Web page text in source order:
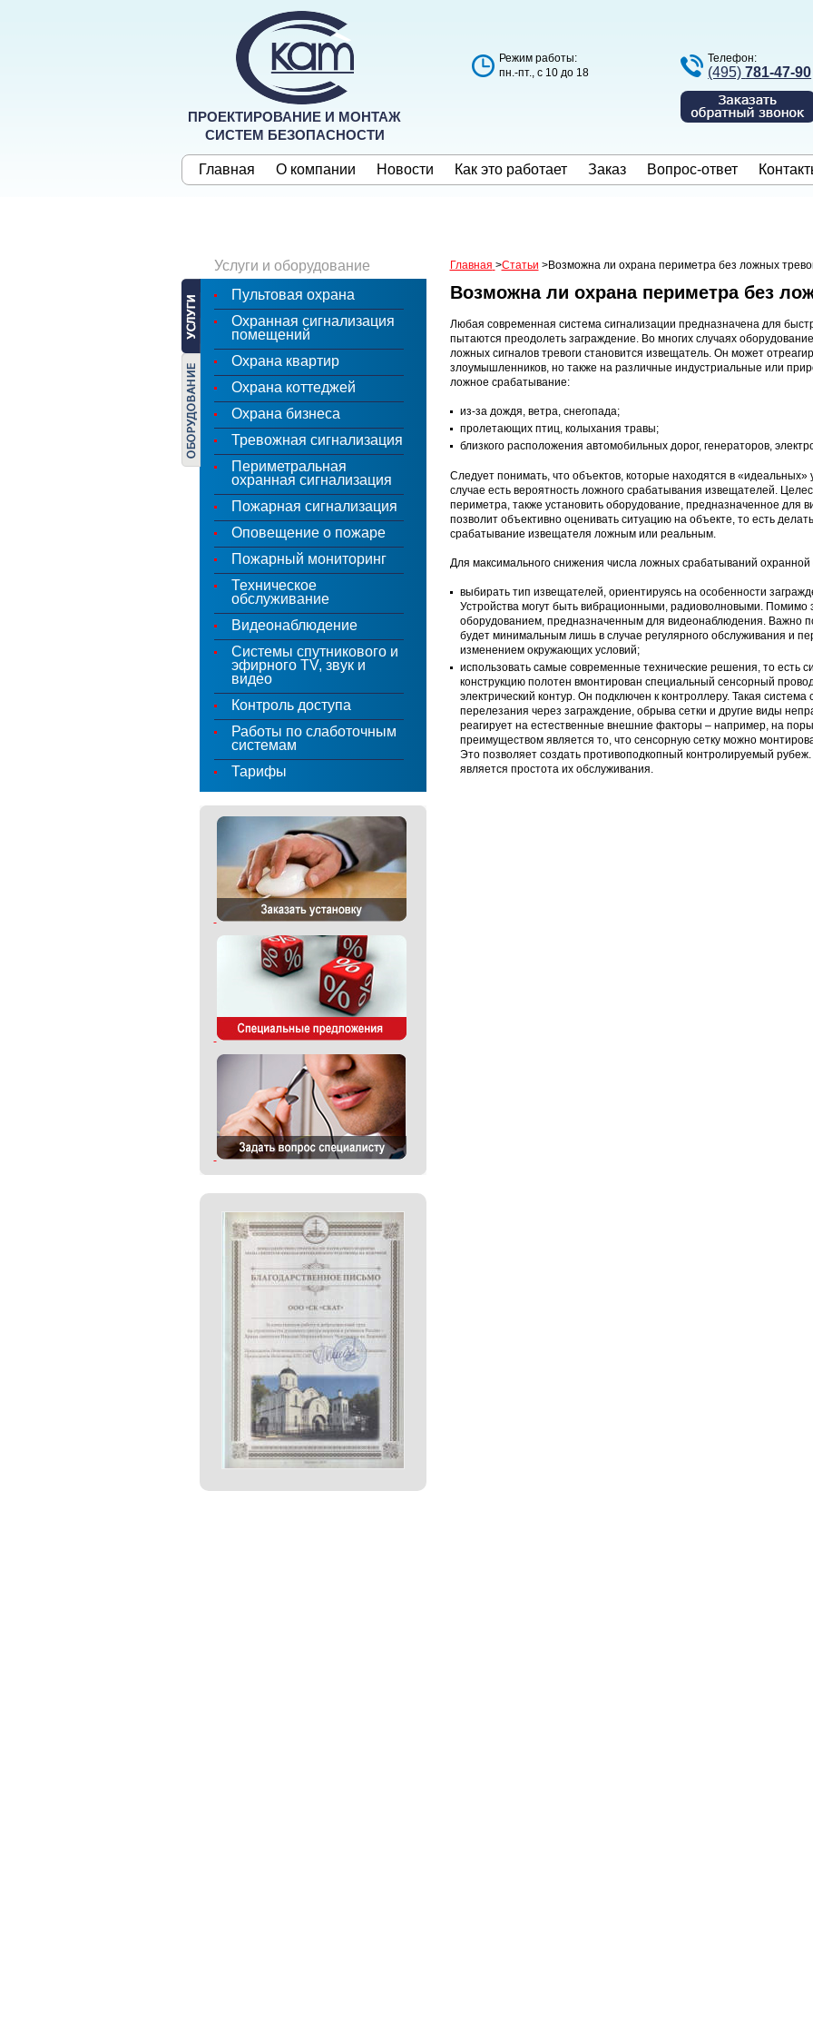
ПРОЕКТИРОВАНИЕ И МОНТАЖ
СИСТЕМ БЕЗОПАСНОСТИ
Режим работы:
пн.-пт., с 10 до 18
Телефон:
(495)781-47-90
Главная О компании Новости Как это работает Заказ Вопрос-ответ
Услуги и оборудование
Пультовая охрана
Охранная сигнализация
помещений
Охрана квартир
Охрана коттеджей
Охрана бизнеса
Тревожная сигнализация
Периметральная
охранная сигнализация
Пожарная сигнализация
Оповещение о пожаре
Пожарный мониторинг
Техническое
обслуживание
Видеонаблюдение
Системы спутникового и
эфирного TV, звук и
видео
Контроль доступа
Работы по слаботочным
системам
Тарифы
Главная >Статьи >Возможна ли охрана периметра без ложных
Возможна ли охрана периметра без
Любая современная система сигнализации предназначена для
пытаются преодолеть заграждение. Во многих случаях
ложных сигналов тревоги становится извещатель. Он может
злоумышленников, но также на различные индустриальные или
ложное срабатывание:
из-за дождя, ветра, снегопада;
пролетающих птиц, колыхания травы;
близкого расположения автомобильных дорог, генераторов,
Следует понимать, что объектов, которые находятся в
случае есть вероятность ложного срабатывания извещателей.
периметра, также установить оборудование, предназначенное для
позволит объективно оценивать ситуацию на объекте, то есть
срабатывание извещателя ложным или реальным.
Для максимального снижения числа ложных срабатываний охранной
выбирать тип извещателей, ориентируясь на особенности
Устройства могут быть вибрационными, радиоволновыми. Помимо
оборудованием, предназначенным для видеонаблюдения. Важно
будет минимальным лишь в случае регулярного обслуживания и
изменением окружающих условий;
использовать самые современные технические решения, то есть
конструкцию полотен вмонтирован специальный сенсорный
электрический контур. Он подключен к контроллеру. Такая
перелезания через заграждение, обрыва сетки и другие виды
реагирует на естественные внешние факторы – например, на
преимуществом является то, что сенсорную сетку можно
Это позволяет создать противоподкопный контролируемый
является простота их обслуживания.